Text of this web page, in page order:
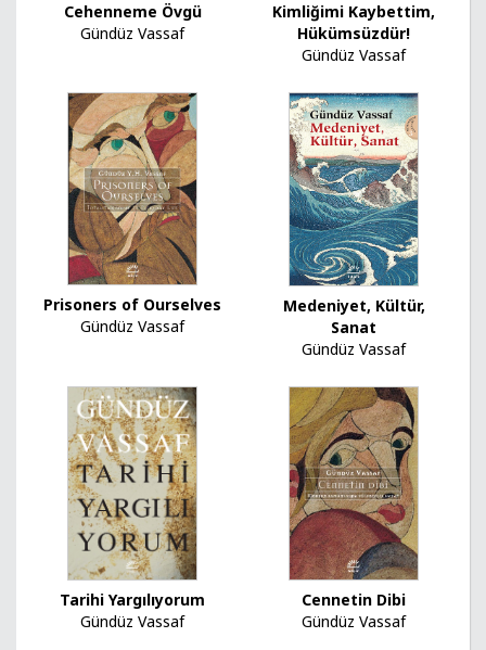
Cehenneme Övgü
Gündüz Vassaf
Kimliğimi Kaybettim,
Hükümsüzdür!
Gündüz Vassaf
Prisoners of Ourselves
Gündüz Vassaf
Medeniyet, Kültür,
Sanat
Gündüz Vassaf
Tarihi Yargılıyorum
Gündüz Vassaf
Cennetin Dibi
Gündüz Vassaf